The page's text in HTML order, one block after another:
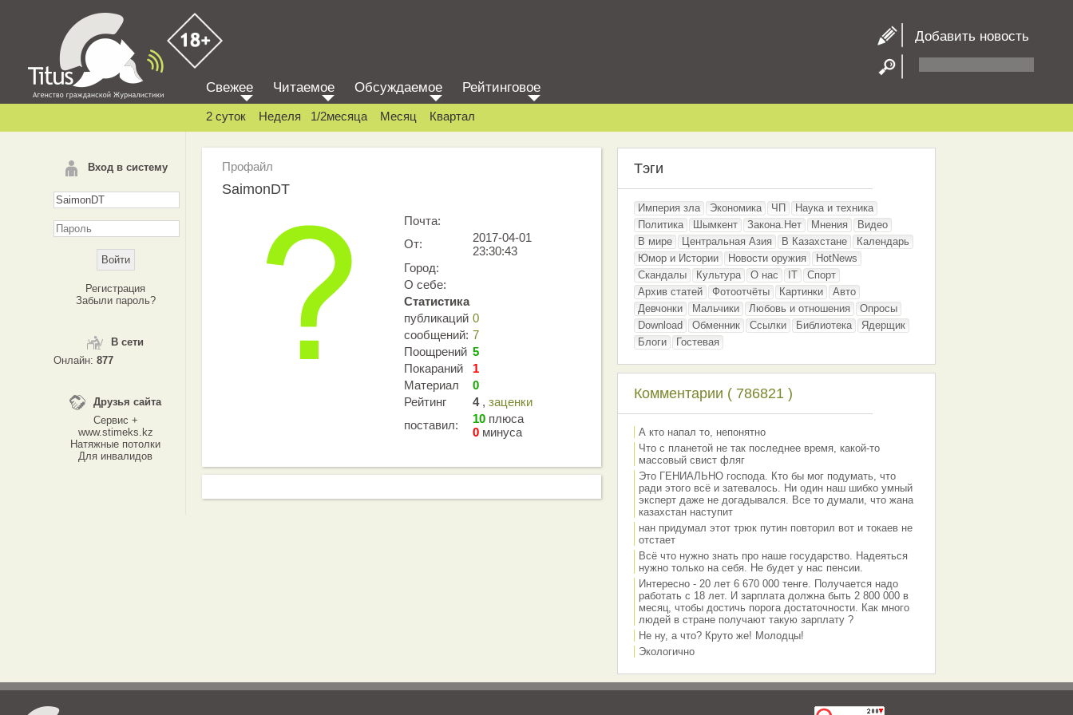
Добавить новость
Вход в систему
Регистрация
Забыли пароль?
В сети
Онлайн: 877
Друзья сайта
Сервис +
www.stimeks.kz
Натяжные потолки
Для инвалидов
Свежее Читаемое Обсуждаемое Рейтинговое
2 суток Неделя 1/2месяца Месяц Квартал
Профайл
SaimonDT
Почта:
От:
2017-04-01
23:30:43
Город:
О себе:
Статистика
публикаций 0
сообщений: 7
Поощрений 5
Покараний
1
Материал
0
Рейтинг
4 , заценки
поставил:
10 плюса
0 минуса
Тэги
Империя зла Экономика ЧП
Наука и техника
Политика
Шымкент Закона.Нет Мнения
Видео
В мире
Центральная Азия В Казахстане
Календарь
Юмор и Истории
Новости оружия
HotNews
Скандалы
Культура О нас IT
Спорт
Архив статей
Фотоотчёты Картинки
Авто
Девчонки
Мальчики Любовь и отношения
Опросы
Download
Обменник Ссылки Библиотека
Ядерщик
Блоги
Гостевая
Комментарии ( 786821 )
А кто напал то, непонятно
Что с планетой не так последнее время, какой-то
массовый свист фляг
Это ГЕНИАЛЬНО господа. Кто бы мог подумать, что
ради этого всё и затевалось. Ни один наш шибко умный
эксперт даже не догадывался. Все то думали, что жана
казахстан наступит
нан придумал этот трюк путин повторил вот и токаев не
отстает
Всё что нужно знать про наше государство. Надеяться
нужно только на себя. Не будет у нас пенсии.
Интересно - 20 лет 6 670 000 тенге. Получается надо
работать с 18 лет. И зарплата должна быть 2 800 000 в
месяц, чтобы достичь порога достаточности. Как много
людей в стране получают такую зарплату ?
Не ну, а что? Круто же! Молодцы!
Экологично